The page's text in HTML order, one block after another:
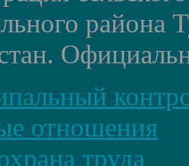
района
отношения
труда